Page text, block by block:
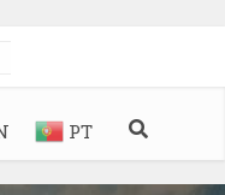
PT